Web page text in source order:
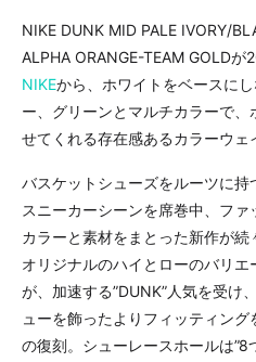
NIKE DUNK MID PALE IVORY/
ALPHA ORANGE-TEAM GOLDが
NIKEから、ホワイトをベースに
ー、グリーンとマルチカラーで
せてくれる存在感あるカラーウェ
バスケットシューズをルーツに持
スニーカーシーンを席巻中、フ
カラーと素材をまとった新作が
オリジナルのハイとローのバリ
が、加速する”DUNK”人気を受け
ューを飾ったよりフィッティング
の復刻。シューレースホールは”8